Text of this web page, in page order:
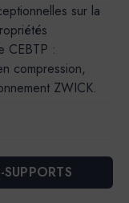
sur la
CEBTP :
compression,
ZWICK.